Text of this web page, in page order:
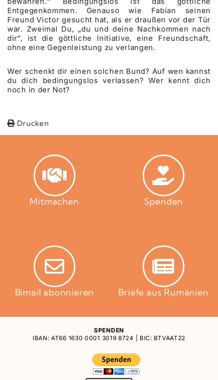
Entgegenkommen. Genauso wie Fabian seinen
Freund Victor gesucht hat, als er draußen vor der Tür
war. Zweimal Du, „du und deine Nachkommen nach
dir“, ist die göttliche Initiative, eine Freundschaft,
ohne eine Gegenleistung zu verlangen.
Wer schenkt dir einen solchen Bund? Auf wen kannst
du dich bedingungslos verlassen? Wer kennt dich
noch in der Not?
Drucken
Mitmachen Spenden
Bimail abonnieren Briefe aus Rumänien
SPENDEN
IBAN: AT66 1630 0001 3019 8724 | BIC: BTVAAT22